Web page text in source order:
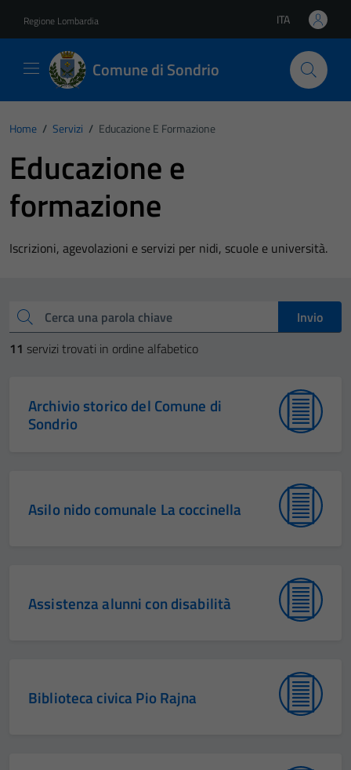
Regione Lombardia Lingua attiva:
ITA
Comune di Sondrio
Home / Servizi / Educazione E Formazione
Educazione e
formazione
Iscrizioni, agevolazioni e servizi per nidi, scuole e università.
Cerca una parola chiave
Invio
11 servizi trovati in ordine alfabetico
Archivio storico del Comune di
Sondrio
Asilo nido comunale La coccinella
Assistenza alunni con disabilità
Biblioteca civica Pio Rajna